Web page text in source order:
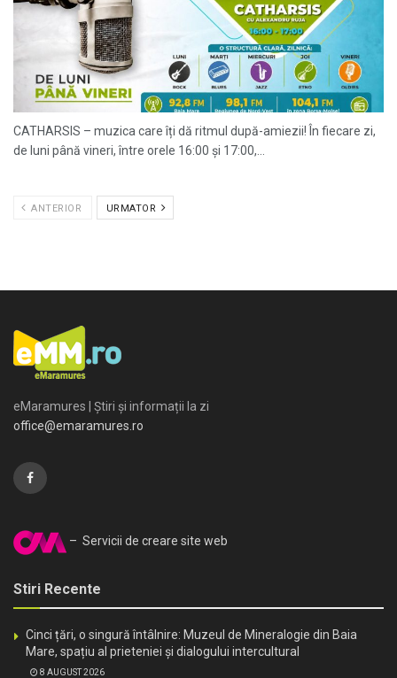
CATHARSIS – muzica care îți dă ritmul după-amiezii! În fiecare zi,
de luni până vineri, între orele 16:00 și 17:00,...
ANTERIOR URMATOR
eMaramures | Știri și informații la zi
office@emaramures.ro
– Servicii de creare site web
Stiri Recente
Cinci țări, o singură întâlnire: Muzeul de Mineralogie din Baia
Mare, spațiu al prieteniei și dialogului intercultural
8 AUGUST 2026